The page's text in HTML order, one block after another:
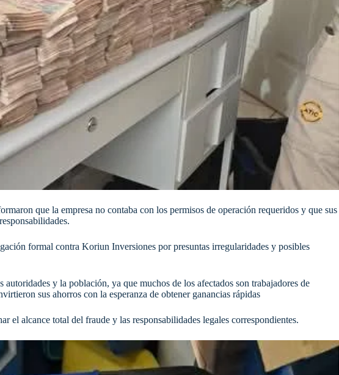
que la empresa no contaba con los permisos de operación requeridos y que sus
formal contra Koriun Inversiones por presuntas irregularidades y posibles
autoridades y la población, ya que muchos de los afectados son trabajadores de
sus ahorros con la esperanza de obtener ganancias rápidas
el alcance total del fraude y las responsabilidades legales correspondientes.​